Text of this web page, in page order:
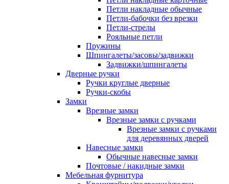
Петли накладные обычные
Петли-бабочки без врезки
Петли-стрелы
Рояльные петли
Пружины
Шпингалеты/засовы/задвижки
Задвижки/шпингалеты
Дверные ручки
Ручки круглые дверные
Ручки-скобы
Замки
Врезные замки
Врезные замки с ручками
Врезные замки с ручками
для деревянных дверей
Навесные замки
Обычные навесные замки
Почтовые / накидные замки
Мебельная фурнитура